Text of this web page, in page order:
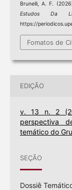
Brunelli, A. F.
Estudos Da
https://
Fomatos de
EDIÇÃO
v. 13 n. 2
perspectiva
temático do
SEÇÃO
Dossiê